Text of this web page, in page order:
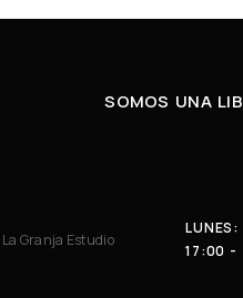
SOMOS UNA
La Granja Estudio
17:00 -